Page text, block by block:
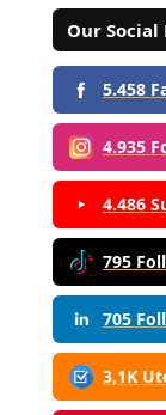
Our
5.458
4.935
4.486
795
705
3,1K